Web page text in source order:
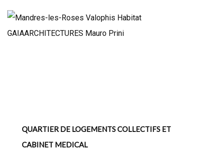
QUARTIER DE LOGEMENTS COLLECTIFS ET
CABINET MEDICAL